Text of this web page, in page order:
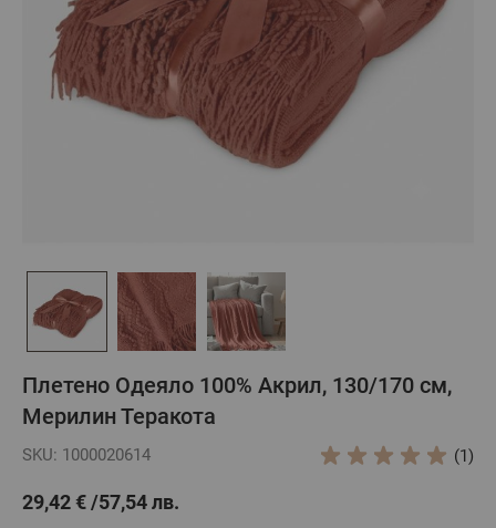
Плетено Одеяло 100% Акрил, 130/170 см,
Мерилин Теракота
SKU: 1000020614 (1)
29,42 € 57,54 лв.